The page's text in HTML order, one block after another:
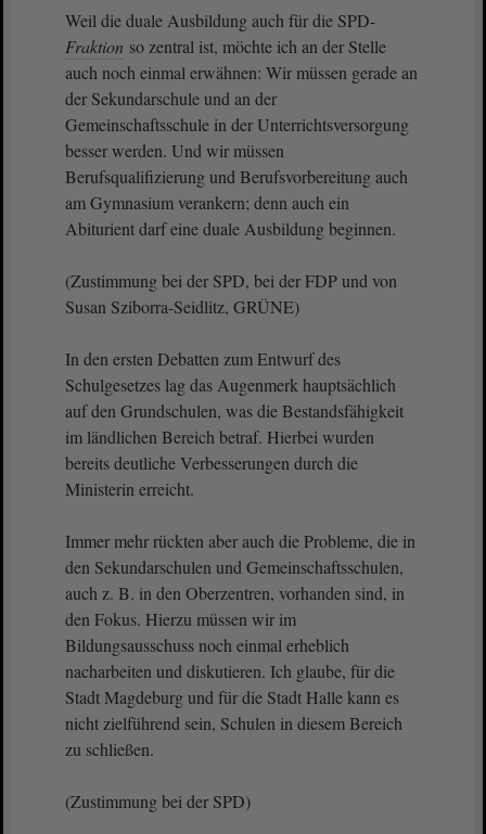
Weil die duale Ausbildung auch für die SPD-
Fraktion so zentral ist, möchte ich an der Stelle
auch noch einmal erwähnen: Wir müssen gerade an
der Sekundarschule und an der
Gemeinschaftsschule in der Unterrichtsversorgung
besser werden. Und wir müssen
Berufsqualifizierung und Berufsvorbereitung auch
am Gymnasium verankern; denn auch ein
Abiturient darf eine duale Ausbildung beginnen.
(Zustimmung bei der SPD, bei der FDP und von
Susan Sziborra-Seidlitz, GRÜNE)
In den ersten Debatten zum Entwurf des
Schulgesetzes lag das Augenmerk hauptsächlich
auf den Grundschulen, was die Bestandsfähigkeit
im ländlichen Bereich betraf. Hierbei wurden
bereits deutliche Verbesserungen durch die
Ministerin erreicht.
Immer mehr rückten aber auch die Probleme, die in
den Sekundarschulen und Gemeinschaftsschulen,
auch z. B. in den Oberzentren, vorhanden sind, in
den Fokus. Hierzu müssen wir im
Bildungsausschuss noch einmal erheblich
nacharbeiten und diskutieren. Ich glaube, für die
Stadt Magdeburg und für die Stadt Halle kann es
nicht zielführend sein, Schulen in diesem Bereich
zu schließen.
(Zustimmung bei der SPD)